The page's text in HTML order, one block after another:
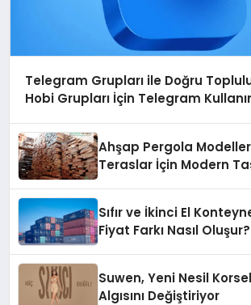
Telegram Grupları ile Doğru
Hobi Grupları İçin Telegram
Ahşap Pergola
Teraslar İçin Modern
Sıfır ve İkinci El
Fiyat Farkı Nasıl Oluşur?
Suwen, Yeni Nesil
Algısını Değiştiriyor